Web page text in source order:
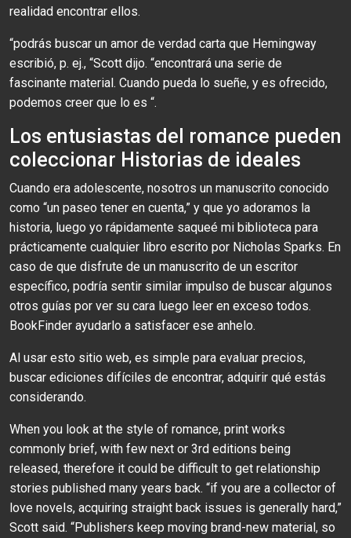
realidad encontrar ellos.
“podrás buscar un amor de verdad carta que Hemingway
escribió, p. ej., “Scott dijo. “encontrará una serie de
fascinante material. Cuando pueda lo sueñe, y es ofrecido,
podemos creer que lo es “.
Los entusiastas del romance pueden
coleccionar Historias de ideales
Cuando era adolescente, nosotros un manuscrito conocido
como “un paseo tener en cuenta,” y que yo adoramos la
historia, luego yo rápidamente saqueé mi biblioteca para
prácticamente cualquier libro escrito por Nicholas Sparks. En
caso de que disfrute de un manuscrito de un escritor
específico, podría sentir similar impulso de buscar algunos
otros guías por ver su cara luego leer en exceso todos.
BookFinder ayudarlo a satisfacer ese anhelo.
Al usar esto sitio web, es simple para evaluar precios,
buscar ediciones difíciles de encontrar, adquirir qué estás
considerando.
When you look at the style of romance, print works
commonly brief, with few next or 3rd editions being
released, therefore it could be difficult to get relationship
stories published many years back. “if you are a collector of
love novels, acquiring straight back issues is generally hard,”
Scott said. “Publishers keep moving brand-new material, so